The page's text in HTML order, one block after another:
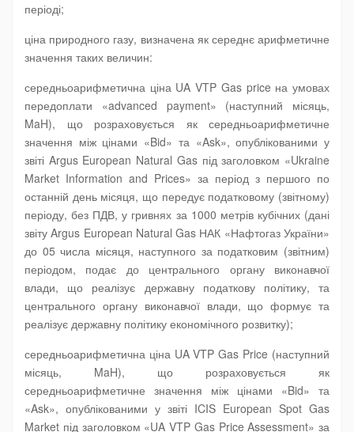
періоді;
ціна природного газу, визначена як середнє арифметичне
значення таких величин:
середньоарифметична ціна UA VTP Gas price на умовах
передоплати «advanced payment» (наступний місяць,
MaH), що розраховується як середньоарифметичне
значення між цінами «Bid» та «Ask», опублікованими у
звіті Argus European Natural Gas під заголовком «Ukraine
Market Information and Prices» за період з першого по
останній день місяця, що передує податковому (звітному)
періоду, без ПДВ, у гривнях за 1000 метрів кубічних (дані
звіту Argus European Natural Gas НАК «Нафтогаз України»
до 05 числа місяця, наступного за податковим (звітним)
періодом, подає до центрального органу виконавчої
влади, що реалізує державну податкову політику, та
центрального органу виконавчої влади, що формує та
реалізує державну політику економічного розвитку);
середньоарифметична ціна UA VTP Gas Price (наступний
місяць, MaH), що розраховується як
середньоарифметичне значення між цінами «Bid» та
«Ask», опублікованими у звіті ICIS European Spot Gas
Market під заголовком «UA VTP Gas Price Assessment» за